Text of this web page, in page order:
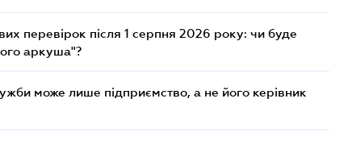
перевірок після 1 серпня 2026 року: чи буде
аркуша"?
може лише підприємство, а не його керівник